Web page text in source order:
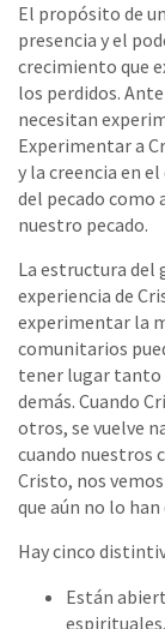
El propósito de
presencia y el
crecimiento que
los perdidos.
necesitan
Experimentar a
y la creencia en
del pecado como
nuestro pecado.
La estructura del
experiencia de
experimentar la
comunitarios
tener lugar tanto
demás. Cuando
otros, se vuelve
cuando nuestros
Cristo, nos
que aún no lo
Hay cinco
Están